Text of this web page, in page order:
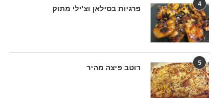
4
פרגיות בסילאן וצ'ילי מתוק
5
רוטב פיצה מהיר